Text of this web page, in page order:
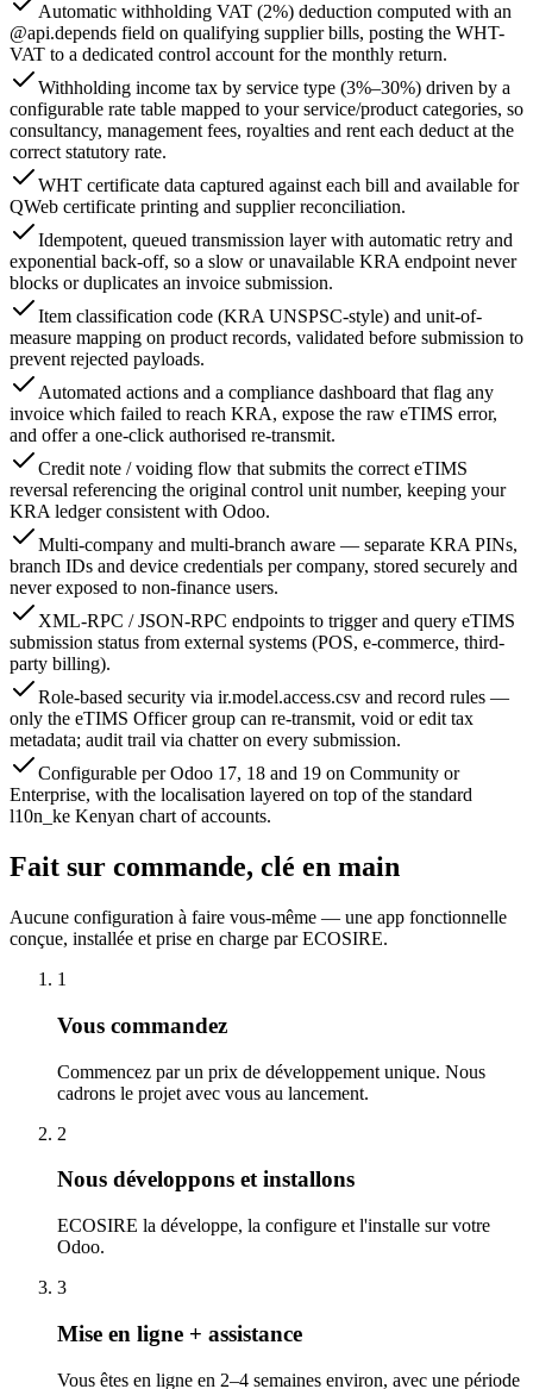
Automatic withholding VAT (2%) deduction computed with an
@api.depends field on qualifying supplier bills, posting the WHT-
VAT to a dedicated control account for the monthly return.
Withholding income tax by service type (3%–30%) driven by a
configurable rate table mapped to your service/product categories, so
consultancy, management fees, royalties and rent each deduct at the
correct statutory rate.
WHT certificate data captured against each bill and available for
QWeb certificate printing and supplier reconciliation.
Idempotent, queued transmission layer with automatic retry and
exponential back-off, so a slow or unavailable KRA endpoint never
blocks or duplicates an invoice submission.
Item classification code (KRA UNSPSC-style) and unit-of-
measure mapping on product records, validated before submission to
prevent rejected payloads.
Automated actions and a compliance dashboard that flag any
invoice which failed to reach KRA, expose the raw eTIMS error,
and offer a one-click authorised re-transmit.
Credit note / voiding flow that submits the correct eTIMS
reversal referencing the original control unit number, keeping your
KRA ledger consistent with Odoo.
Multi-company and multi-branch aware — separate KRA PINs,
branch IDs and device credentials per company, stored securely and
never exposed to non-finance users.
XML-RPC / JSON-RPC endpoints to trigger and query eTIMS
submission status from external systems (POS, e-commerce, third-
party billing).
Role-based security via ir.model.access.csv and record rules —
only the eTIMS Officer group can re-transmit, void or edit tax
metadata; audit trail via chatter on every submission.
Configurable per Odoo 17, 18 and 19 on Community or
Enterprise, with the localisation layered on top of the standard
l10n_ke Kenyan chart of accounts.
Fait sur commande, clé en main
Aucune configuration à faire vous-même — une app fonctionnelle
conçue, installée et prise en charge par ECOSIRE.
1
Vous commandez
Commencez par un prix de développement unique. Nous
cadrons le projet avec vous au lancement.
2
Nous développons et installons
ECOSIRE la développe, la configure et l'installe sur votre
Odoo.
3
Mise en ligne + assistance
Vous êtes en ligne en 2–4 semaines environ, avec une période